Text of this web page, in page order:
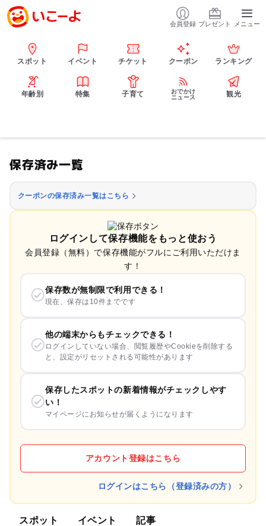
会員登録 プレゼント メニュー
スポット イベント チケット クーポン ランキング
年齢別 特集 子育て
おでかけ
ニュース
観光
保存済み一覧
クーポンの保存済み一覧はこちら
ログインして保存機能をもっと使おう
会員登録（無料）で保存機能がフルにご利用いただけま
す！
保存数が無制限で利用できる！
現在、保存は10件までです
他の端末からもチェックできる！
ログインしていない場合、閲覧履歴やCookieを削除する
と、設定がリセットされる可能性があります
保存したスポットの新着情報がチェックしやす
い！
マイページにお知らせが届くようになります
アカウント登録はこちら
ログインはこちら（登録済みの方）
スポット イベント 記事